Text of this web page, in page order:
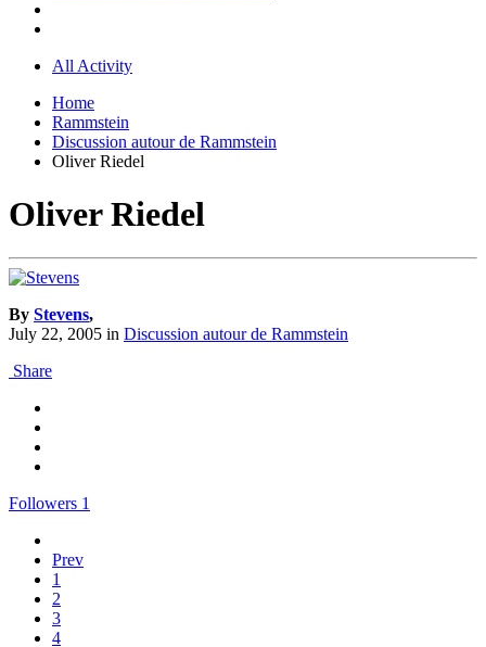
All Activity
Home
Rammstein
Discussion autour de Rammstein
Oliver Riedel
Oliver Riedel
By Stevens,
July 22, 2005 in Discussion autour de Rammstein
Share
Followers 1
Prev
1
2
3
4